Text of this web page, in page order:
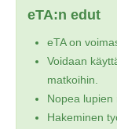
eTA:n edut
eTA on
Voidaan
matkoihin.
Nopea
Hakeminen